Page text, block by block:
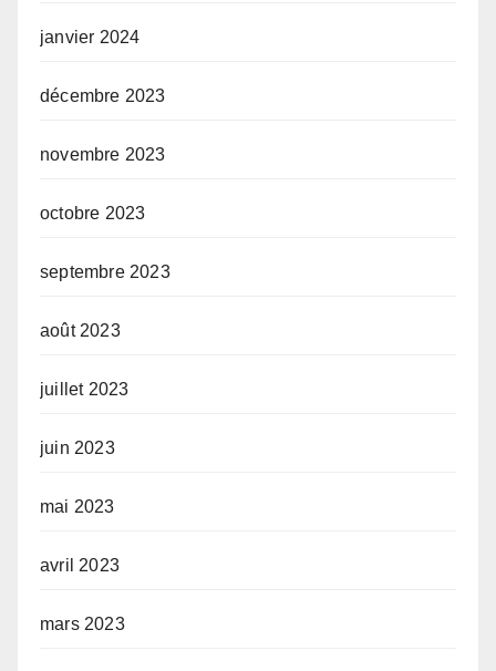
janvier 2024
décembre 2023
novembre 2023
octobre 2023
septembre 2023
août 2023
juillet 2023
juin 2023
mai 2023
avril 2023
mars 2023